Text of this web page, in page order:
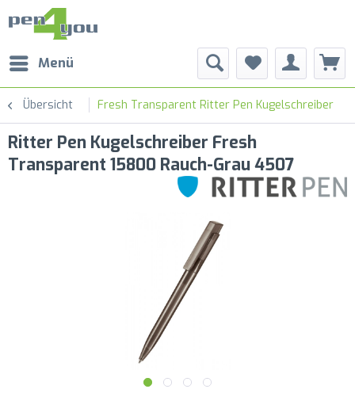
Menü
Übersicht Fresh Transparent Ritter Pen Kugelschreiber
Ritter Pen Kugelschreiber Fresh
Transparent 15800 Rauch-Grau 4507